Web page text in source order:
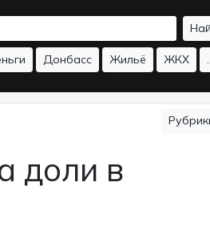
Донбасс Жильё ЖКХ
доли в